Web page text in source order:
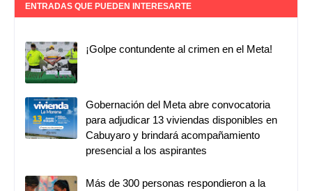
ENTRADAS QUE PUEDEN INTERESARTE
¡Golpe contundente al crimen en el Meta!
Gobernación del Meta abre convocatoria
para adjudicar 13 viviendas disponibles en
Cabuyaro y brindará acompañamiento
presencial a los aspirantes
Más de 300 personas respondieron a la